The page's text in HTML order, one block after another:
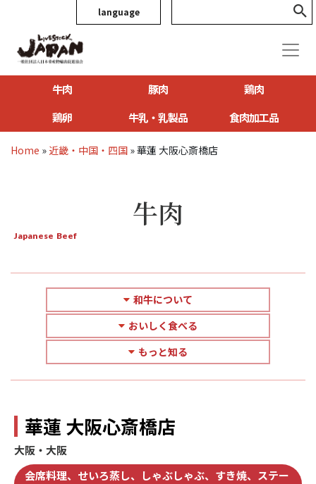
language
牛肉 豚肉
鶏肉
鶏卵
牛乳・乳製品 食肉加工品
Home » 近畿・中国・四国 »華蓮 大阪心斎橋店
牛肉
Japanese Beef
和牛について
おいしく食べる
もっと知る
華蓮 大阪心斎橋店
大阪・大阪
会席料理、せいろ蒸し、しゃぶしゃぶ、すき焼、ステー